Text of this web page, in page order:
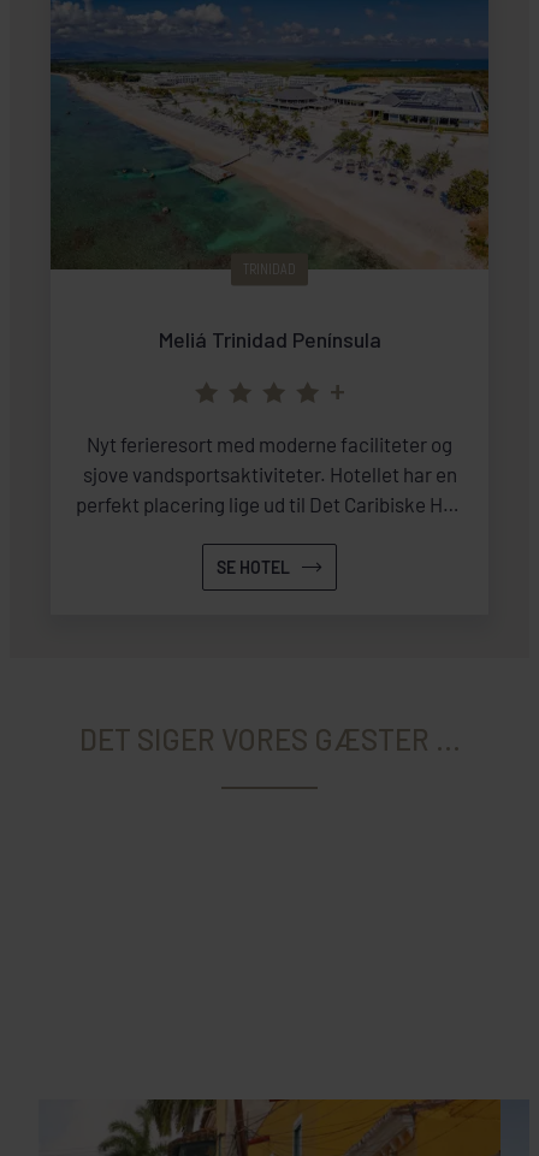
TRINIDAD
Meliá Trinidad Península
+
Nyt ferieresort med moderne faciliteter og
sjove vandsportsaktiviteter. Hotellet har en
perfekt placering lige ud til Det Caribiske Hav
SE HOTEL
DET SIGER VORES GÆSTER ...